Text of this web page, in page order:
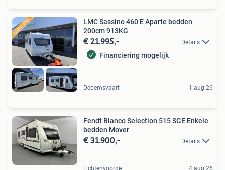
LMC Sassino 460 E Aparte bedden
200cm 913KG
€ 21.995,- Details
Financiering mogelijk
Dedemsvaart 1 aug 26
Fendt Bianco Selection 515 SGE Enkele
bedden Mover
€ 31.900,- Details
Lichtenvoorde 4 aug 26